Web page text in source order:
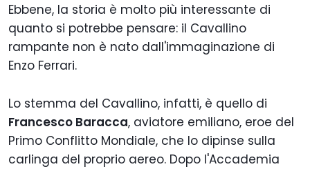
Ebbene, la storia è molto più interessante di
quanto si potrebbe pensare: il Cavallino
rampante non è nato dall'immaginazione di
Enzo Ferrari.
Lo stemma del Cavallino, infatti, è quello di
Francesco Baracca, aviatore emiliano, eroe del
Primo Conflitto Mondiale, che lo dipinse sulla
carlinga del proprio aereo. Dopo l'Accademia